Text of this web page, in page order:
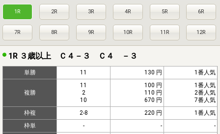
1R 2R 3R 4R 5R 6R
7R 8R 9R 10R 11R 12R
1R ３歳以上 Ｃ４－３ Ｃ４ －３
単勝 11 130 円 1番人気
複勝
11
2
10
100 円
110 円
670 円
1番人気
2番人気
7番人気
枠複
2-8 220 円
1番人気
枠単
- -
-